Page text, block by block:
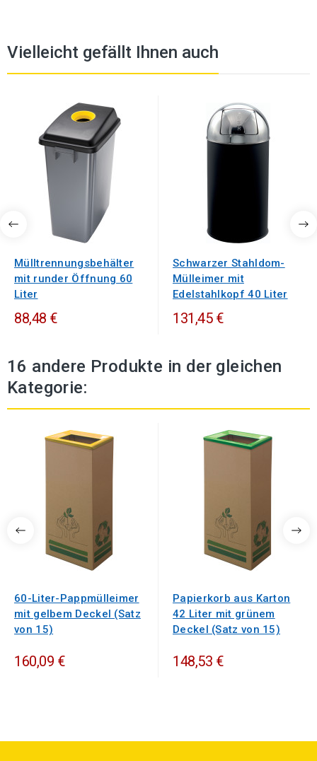
Vielleicht gefällt Ihnen auch
Mülltrennungsbehälter
mit runder Öffnung 60
Liter
88,48 €
Schwarzer Stahldom-
Mülleimer mit
Edelstahlkopf 40 Liter
131,45 €
16 andere Produkte in der gleichen
Kategorie:
60-Liter-Pappmülleimer
mit gelbem Deckel (Satz
von 15)
160,09 €
Papierkorb aus Karton
42 Liter mit grünem
Deckel (Satz von 15)
148,53 €